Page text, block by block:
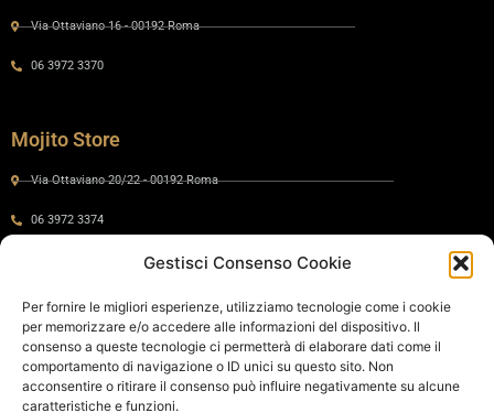
Gestisci Consenso Cookie
Per fornire le migliori esperienze, utilizziamo tecnologie come i cookie
per memorizzare e/o accedere alle informazioni del dispositivo. Il
consenso a queste tecnologie ci permetterà di elaborare dati come il
comportamento di navigazione o ID unici su questo sito. Non
acconsentire o ritirare il consenso può influire negativamente su alcune
caratteristiche e funzioni.
Via Ottaviano 16 - 00192 Roma
06 3972 3370
Mojito Store
Via Ottaviano 20/22 - 00192 Roma
06 3972 3374
Via Ottaviano 24 - 00192 Roma
06 575 8821